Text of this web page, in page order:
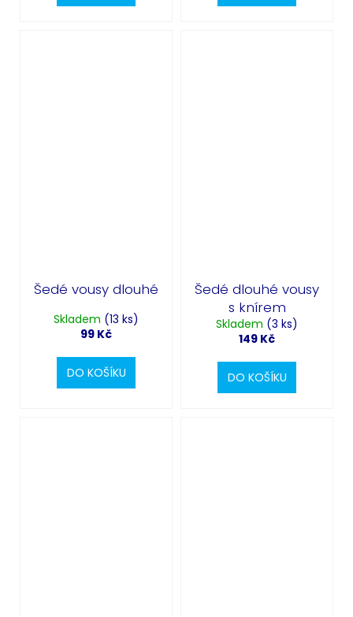
Šedé vousy dlouhé
Skladem (13 ks)
99 Kč
DO KOŠÍKU
Šedé dlouhé vousy
s knírem
Skladem (3 ks)
149 Kč
DO KOŠÍKU